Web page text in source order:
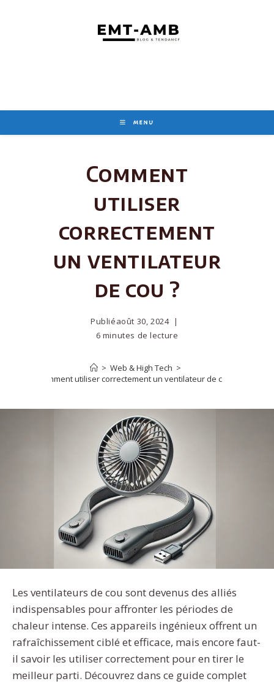
MENU
Comment
utiliser
correctement
un ventilateur
de cou ?
Publiéaoût 30, 2024
6 minutes de lecture
> Web & High Tech >
Comment utiliser correctement un ventilateur de cou ?
Les ventilateurs de cou sont devenus des alliés
indispensables pour affronter les périodes de
chaleur intense. Ces appareils ingénieux offrent un
rafraîchissement ciblé et efficace, mais encore faut-
il savoir les utiliser correctement pour en tirer le
meilleur parti. Découvrez dans ce guide complet